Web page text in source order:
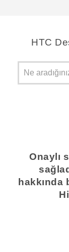
HTC
Onaylı
hakkında